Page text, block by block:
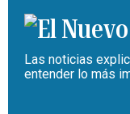
Las noticias
entender lo más